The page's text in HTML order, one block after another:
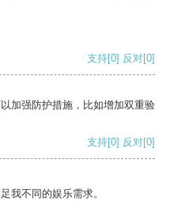
支持[0] 反对[0]
加强防护措施，比如增加双重验
支持[0] 反对[0]
我不同的娱乐需求。